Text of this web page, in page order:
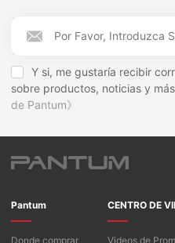
Y si, me gustaría recibir
sobre productos, noticias y más
de Pantum》
Pantum
Donde comprar
CENTRO DE
Videos de